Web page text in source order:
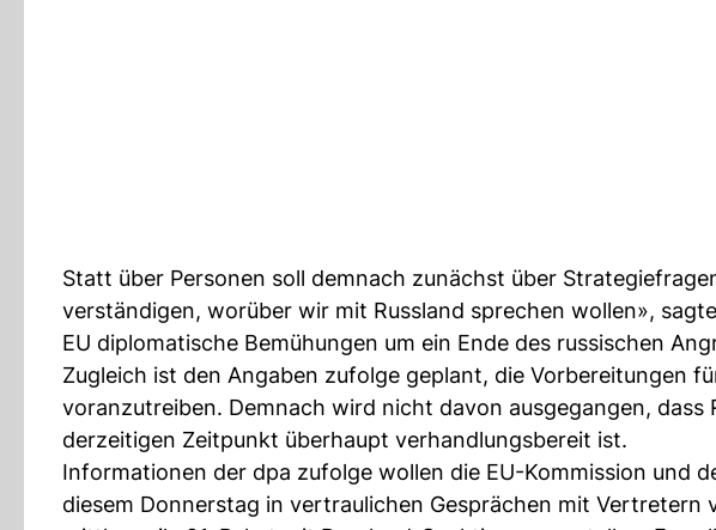
Statt über Personen soll demnach zunächst über
verständigen, worüber wir mit Russland sprechen wollen»,
EU diplomatische Bemühungen um ein Ende des russischen
Zugleich ist den Angaben zufolge geplant, die Vorbereitungen
voranzutreiben. Demnach wird nicht davon ausgegangen, dass
derzeitigen Zeitpunkt überhaupt verhandlungsbereit ist.
Informationen der dpa zufolge wollen die EU-Kommission und
diesem Donnerstag in vertraulichen Gesprächen mit